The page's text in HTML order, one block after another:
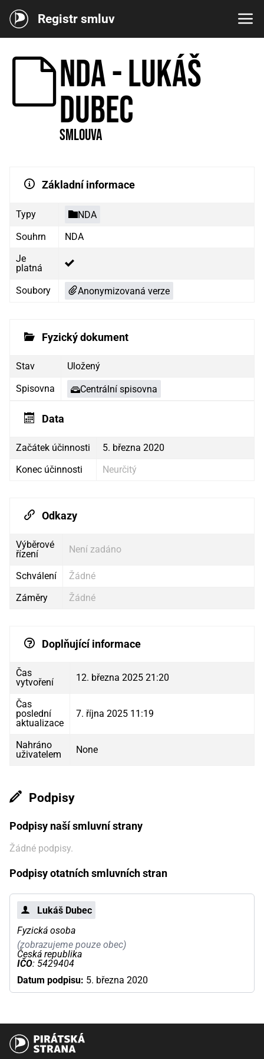
Registr smluv
NDA - Lukáš
Dubec
Smlouva
Základní informace
Typy
NDA
Souhrn
NDA
Je
platná
Soubory
Anonymizovaná verze
Fyzický dokument
Stav
Uložený
Spisovna
Centrální spisovna
Data
Začátek účinnosti
5. března 2020
Konec účinnosti
Neurčitý
Odkazy
Výběrové
řízení
Není zadáno
Schválení
Žádné
Záměry
Žádné
Doplňující informace
Čas
vytvoření
12. března 2025 21:20
Čas
poslední
aktualizace
7. října 2025 11:19
Nahráno
uživatelem
None
Podpisy
Podpisy naší smluvní strany
Žádné podpisy.
Podpisy otatních smluvních stran
Lukáš Dubec
Fyzická osoba
(zobrazujeme pouze obec)
Česká republika
IČO: 5429404
Datum podpisu: 5. března 2020